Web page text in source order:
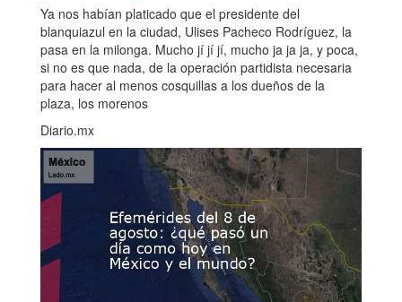
Ya nos habían platicado que el presidente del
blanquiazul en la ciudad, Ulises Pacheco Rodríguez, la
pasa en la milonga. Mucho jí jí jí, mucho ja ja ja, y poca,
si no es que nada, de la operación partidista necesaria
para hacer al menos cosquillas a los dueños de la
plaza, los morenos
Diario.mx